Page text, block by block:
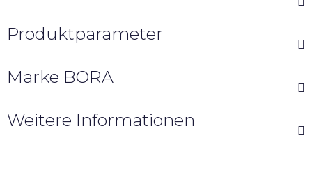
Produktparameter
Marke BORA
Weitere Informationen